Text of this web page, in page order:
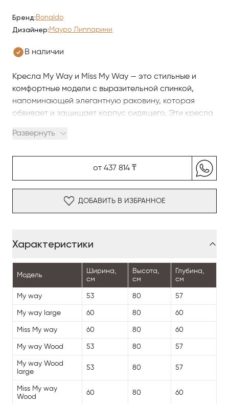
Бренд: Bonaldo
Дизайнер: Мауро Липпарини
В наличии
Кресла My Way и Miss My Way — это стильные и
комфортные модели с выразительной спинкой,
напоминающей элегантную раковину, которая
обвивает и защищает корпус сидящего. Эти кресла
обеспечивая отличную поддержку и комфорт.
цветов и возможностям комбинирования обивки и
адаптированы под любые интерьеры, создавая
гармоничное взаимодействие с окружающим
пространством.
Развернуть
от 437 814 ₸
ДОБАВИТЬ В ИЗБРАННОЕ
Характеристики
Модель
Ширина,
см
Высота,
см
Глубина,
см
My way 53 80 57
My way large 60 80 60
Miss My way 60 80 60
My way Wood 53 80 57
My way Wood
large
53 80 57
Miss My way
Wood
60 80 60